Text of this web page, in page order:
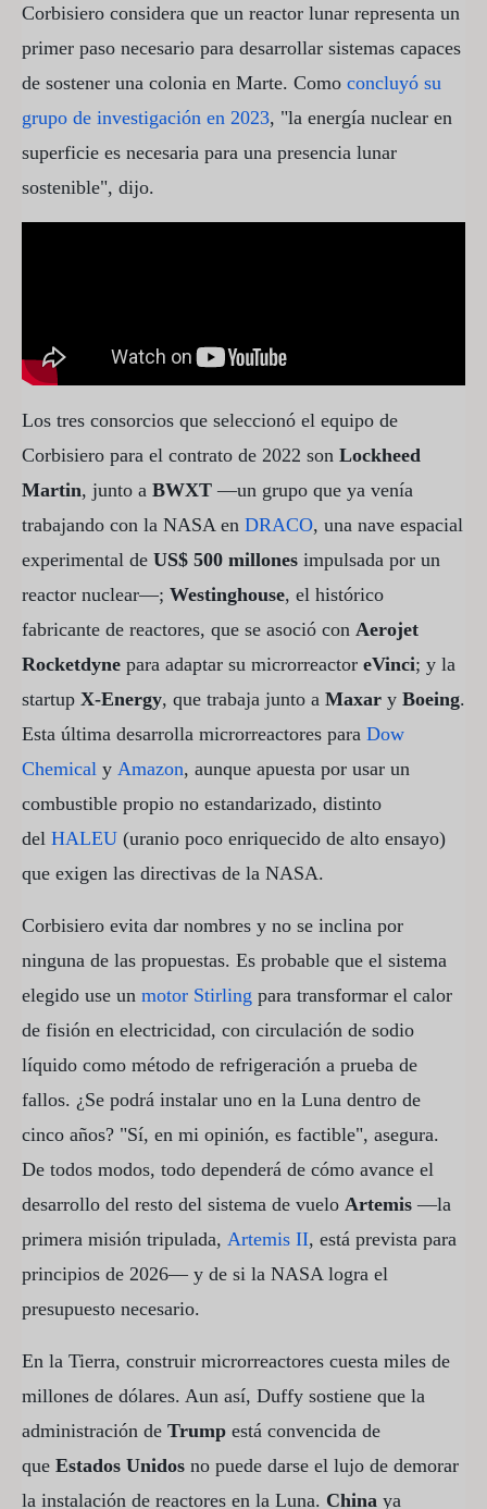
Corbisiero considera que un reactor lunar representa un
primer paso necesario para desarrollar sistemas capaces
de sostener una colonia en Marte. Como concluyó su
grupo de investigación en 2023, "la energía nuclear en
superficie es necesaria para una presencia lunar
sostenible", dijo.
Los tres consorcios que seleccionó el equipo de
Corbisiero para el contrato de 2022 son Lockheed
Martin, junto a BWXT —un grupo que ya venía
trabajando con la NASA en DRACO, una nave espacial
experimental de US$ 500 millones impulsada por un
reactor nuclear—; Westinghouse, el histórico
fabricante de reactores, que se asoció con Aerojet
Rocketdyne para adaptar su microrreactor eVinci; y la
startup X-Energy, que trabaja junto a Maxar y Boeing.
Esta última desarrolla microrreactores para Dow
Chemical y Amazon, aunque apuesta por usar un
combustible propio no estandarizado, distinto
del HALEU (uranio poco enriquecido de alto ensayo)
que exigen las directivas de la NASA.
Corbisiero evita dar nombres y no se inclina por
ninguna de las propuestas. Es probable que el sistema
elegido use un motor Stirling para transformar el calor
de fisión en electricidad, con circulación de sodio
líquido como método de refrigeración a prueba de
fallos. ¿Se podrá instalar uno en la Luna dentro de
cinco años? "Sí, en mi opinión, es factible", asegura.
De todos modos, todo dependerá de cómo avance el
desarrollo del resto del sistema de vuelo Artemis —la
primera misión tripulada, Artemis II, está prevista para
principios de 2026— y de si la NASA logra el
presupuesto necesario.
En la Tierra, construir microrreactores cuesta miles de
millones de dólares. Aun así, Duffy sostiene que la
administración de Trump está convencida de
que Estados Unidos no puede darse el lujo de demorar
la instalación de reactores en la Luna. China ya